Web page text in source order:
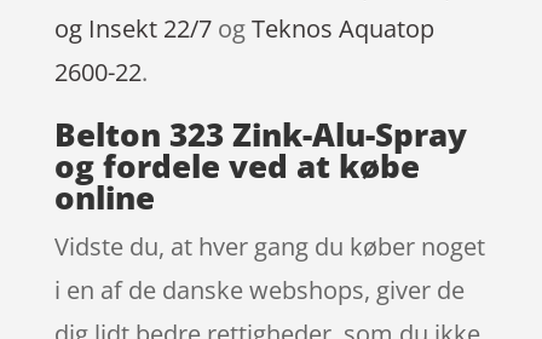
og Insekt 22/7ogTeknos Aquatop
2600-22.
Belton 323 Zink-Alu-Spray
og fordele ved at købe
online
Vidste du, at hver gang du køber noget
i en af de danske webshops, giver de